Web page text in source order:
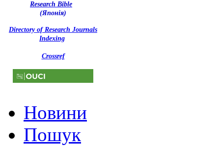
Research Bible
(Японія)
Directory of Research Journals
Indexing
Crossref
Новини
Пошук